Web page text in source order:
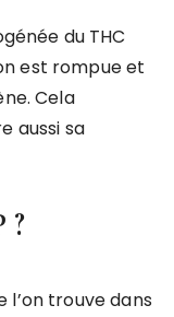
du THC
est rompue et
Cela
aussi sa
?
l’on trouve dans